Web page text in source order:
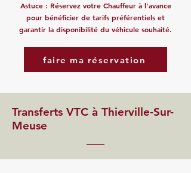
Astuce : Réservez votre Chauffeur à l'avance
pour bénéficier de tarifs préférentiels et
garantir la disponibilité du véhicule souhaité.
faire ma réservation
Transferts VTC à Thierville-Sur-
Meuse